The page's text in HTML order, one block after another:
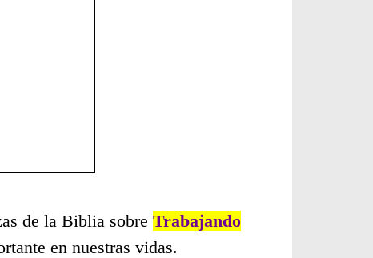
de la Biblia sobre Trabajando
en nuestras vidas.